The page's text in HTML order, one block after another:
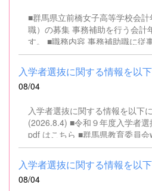
■群馬県立前橋女子高等学校会
職）の募集 事務補助を行う会計年度任用職員を募集しま
す。 ■職務内容 事務補助職に従事していただきます。
SSH（スーパーサイエンスハイ
ソコンでの文書・資料作成、デ
対応、書類の整理、その他事務補助業務
名 ■募集対象 以下の条件を満たしている方 基本的なパソコ
する方は、応募できませんので御了承
方公務員法第16条に該当する者
る人） ・禁錮以上の刑に処せられ、その執行を終わるまで
又は執行を受けることがなくなるまでの者
して懲戒免職の処分を受け、当
しない者 ・人事委員会又は公平委員会の委員の職にあっ
て、地方公務員法第60条から第
08/04
入学者選抜に関する情報を以下
(2026.8.4) ■令和９年度入学者選
pdf はこちら ■群馬県教育委員
するページはこちら
08/04